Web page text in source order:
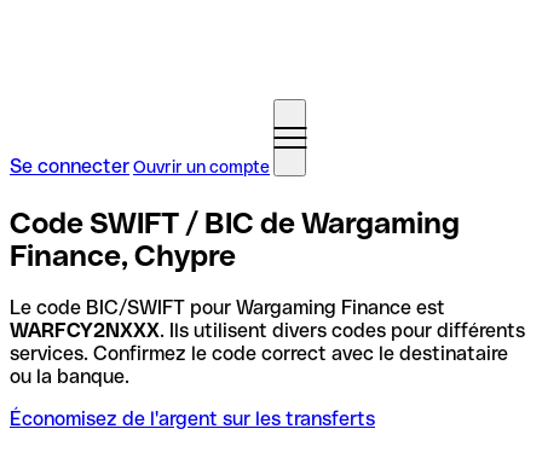
Se connecterOuvrir un compte
Code SWIFT / BIC de Wargaming
Finance, Chypre
Le code BIC/SWIFT pour Wargaming Finance est
WARFCY2NXXX. Ils utilisent divers codes pour différents
services. Confirmez le code correct avec le destinataire
ou la banque.
Économisez de l'argent sur les transferts